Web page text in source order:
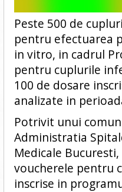
Peste 500 de
pentru efectuarea
in vitro, in cadrul
pentru cuplurile
100 de dosare
analizate in
Potrivit unui
Administratia
Medicale
voucherele pentru
inscrise in